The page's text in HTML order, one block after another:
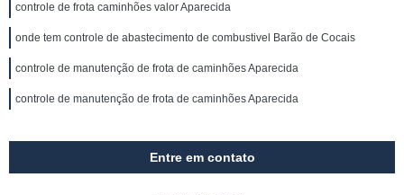
controle de frota caminhões valor Aparecida
onde tem controle de abastecimento de combustivel Barão de Cocais
controle de manutenção de frota de caminhões Aparecida
controle de manutenção de frota de caminhões Aparecida
Entre em contato